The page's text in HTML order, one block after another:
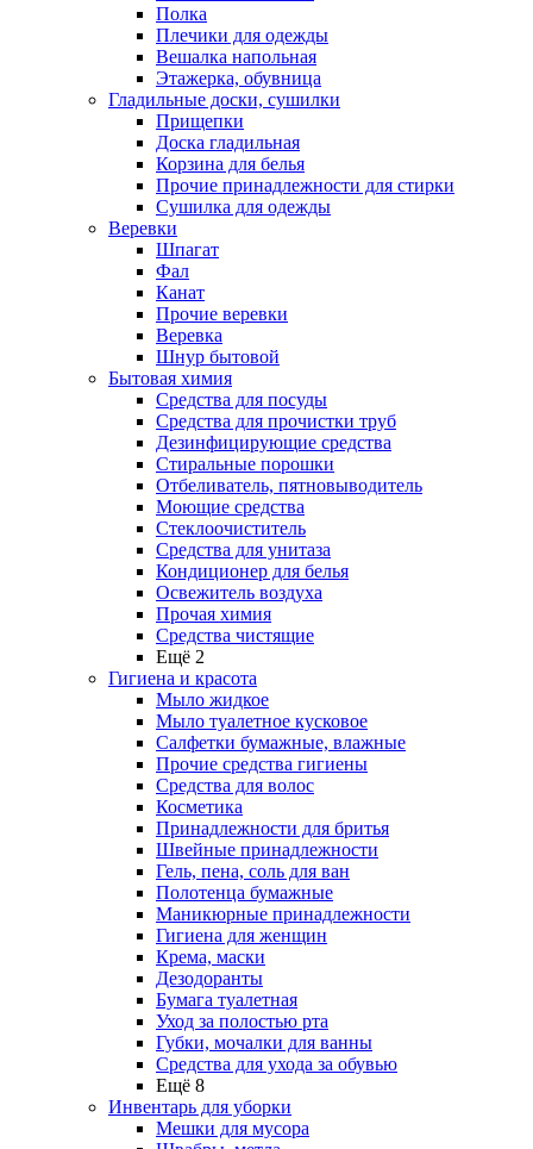
Полка
Плечики для одежды
Вешалка напольная
Этажерка, обувница
Гладильные доски, сушилки
Прищепки
Доска гладильная
Корзина для белья
Прочие принадлежности для стирки
Сушилка для одежды
Веревки
Шпагат
Фал
Канат
Прочие веревки
Веревка
Шнур бытовой
Бытовая химия
Средства для посуды
Средства для прочистки труб
Дезинфицирующие средства
Стиральные порошки
Отбеливатель, пятновыводитель
Моющие средства
Стеклоочиститель
Средства для унитаза
Кондиционер для белья
Освежитель воздуха
Прочая химия
Средства чистящие
Ещё 2
Гигиена и красота
Мыло жидкое
Мыло туалетное кусковое
Салфетки бумажные, влажные
Прочие средства гигиены
Средства для волос
Косметика
Принадлежности для бритья
Швейные принадлежности
Гель, пена, соль для ван
Полотенца бумажные
Маникюрные принадлежности
Гигиена для женщин
Крема, маски
Дезодоранты
Бумага туалетная
Уход за полостью рта
Губки, мочалки для ванны
Средства для ухода за обувью
Ещё 8
Инвентарь для уборки
Мешки для мусора